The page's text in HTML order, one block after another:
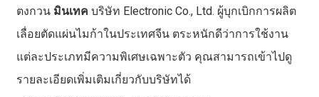
ตงกวน มินเทค บริษัท Electronic Co., Ltd. ผู้บุกเบิกการผลิต
เลื่อยตัดแผ่นไมก้าในประเทศจีน ตระหนักดีว่าการใช้งาน
แต่ละประเภทมีความพิเศษเฉพาะตัว คุณสามารถเข้าไปดู
รายละเอียดเพิ่มเติมเกี่ยวกับบริษัทได้